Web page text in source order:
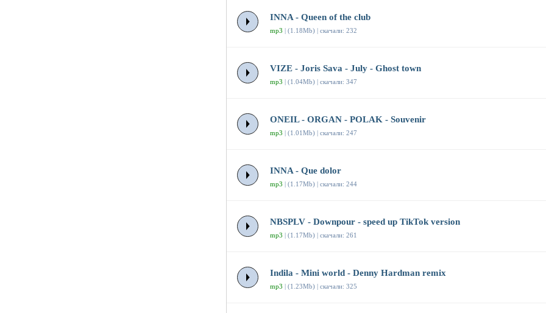
INNA - Queen of the club
mp3 | (1.18Mb) | скачали: 232
VIZE - Joris Sava - July - Ghost town
mp3 | (1.04Mb) | скачали: 347
ONEIL - ORGAN - POLAK - Souvenir
mp3 | (1.01Mb) | скачали: 247
INNA - Que dolor
mp3 | (1.17Mb) | скачали: 244
NBSPLV - Downpour - speed up TikTok version
mp3 | (1.17Mb) | скачали: 261
Indila - Mini world - Denny Hardman remix
mp3 | (1.23Mb) | скачали: 325